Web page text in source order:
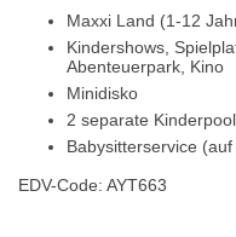
Maxxi Land (1-12
Kindershows,
Abenteuerpark, Kino
Minidisko
2 separate
Babysitterservice
EDV-Code: AYT663